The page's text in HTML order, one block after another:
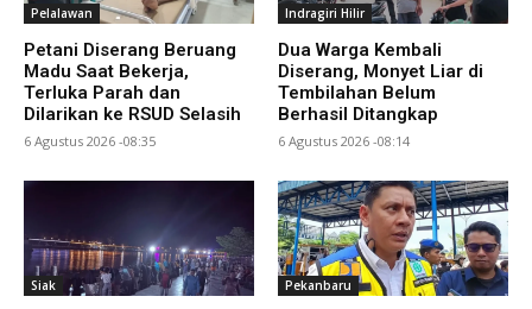
Pelalawan
Petani Diserang Beruang
Madu Saat Bekerja,
Terluka Parah dan
Dilarikan ke RSUD Selasih
6 Agustus 2026 -08:35
Indragiri Hilir
Dua Warga Kembali
Diserang, Monyet Liar di
Tembilahan Belum
Berhasil Ditangkap
6 Agustus 2026 -08:14
Siak Pekanbaru